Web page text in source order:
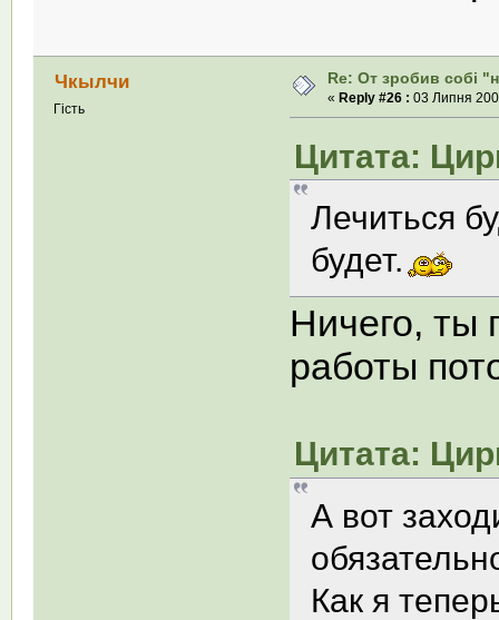
Чкылчи
Гість
Re: От зробив собi
« Reply #26 : 03 Липня
Цитата:
Лечиться
будет.
Ничего, ты
работы
Цитата:
А вот
Как я